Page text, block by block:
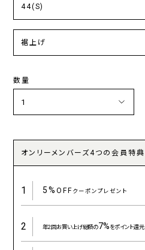
裾上げ
数量
オンリーメンバーズ4つの会員特典
1 5%OFFクーポンプレゼント
2 年2回お買い上げ総額の7%をポイント還元